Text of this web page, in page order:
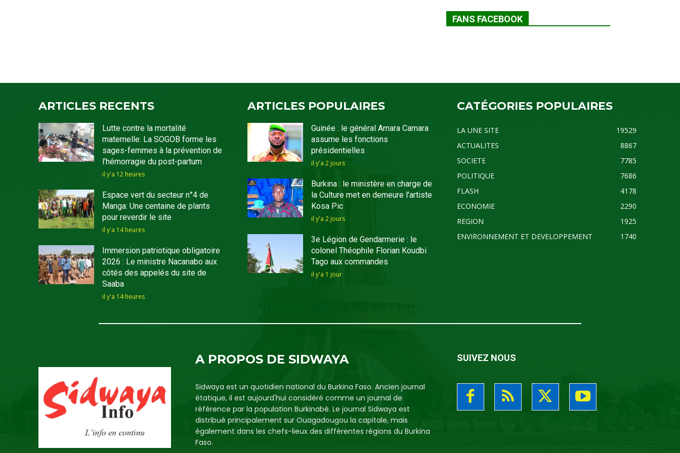
FANS FACEBOOK
ARTICLES RECENTS
Lutte contre la mortalité
maternelle: La SOGOB forme les
sages-femmes à la prévention de
l’hémorragie du post-partum
il y'a 12 heures
Espace vert du secteur n°4 de
Manga: Une centaine de plants
pour reverdir le site
il y'a 14 heures
Immersion patriotique obligatoire
2026 : Le ministre Nacanabo aux
côtés des appelés du site de
Saaba
il y'a 14 heures
ARTICLES POPULAIRES
Guinée : le général Amara Camara
assume les fonctions
présidentielles
il y'a 2 jours
Burkina : le ministère en charge de
la Culture met en demeure l’artiste
Kosa Pic
il y'a 2 jours
3e Légion de Gendarmerie : le
colonel Théophile Florian Koudbi
Tago aux commandes
il y'a 1 jour
CATÉGORIES POPULAIRES
LA UNE SITE
19529
ACTUALITES
8867
SOCIETE
7785
POLITIQUE
7686
FLASH
4178
ECONOMIE
2290
REGION
1925
ENVIRONNEMENT ET DEVELOPPEMENT
1740
A PROPOS DE SIDWAYA
Sidwaya est un quotidien national du Burkina Faso. Ancien journal
étatique, il est aujourd'hui considéré comme un journal de
référence par la population Burkinabè. Le journal Sidwaya est
distribué principalement sur Ouagadougou la capitale, mais
également dans les chefs-lieux des différentes régions du Burkina
Faso.
SUIVEZ NOUS